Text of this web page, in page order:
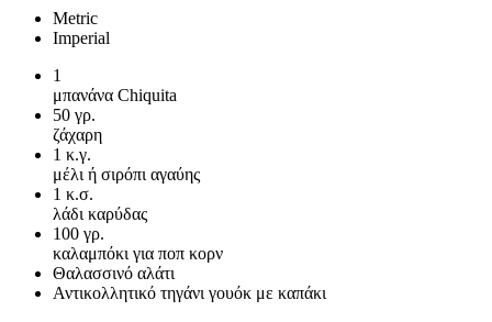
Metric
Imperial
1
μπανάνα Chiquita
50 γρ.
ζάχαρη
1 κ.γ.
μέλι ή σιρόπι αγαύης
1 κ.σ.
λάδι καρύδας
100 γρ.
καλαμπόκι για ποπ κορν
Θαλασσινό αλάτι
Αντικολλητικό τηγάνι γουόκ με καπάκι